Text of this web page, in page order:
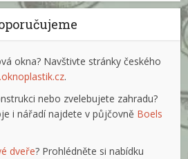
okna? Navštivte stránky českého
.
nebo zvelebujete zahradu?
i nářadí najdete v půjčovně Boels
dveře? Prohlédněte si nabídku